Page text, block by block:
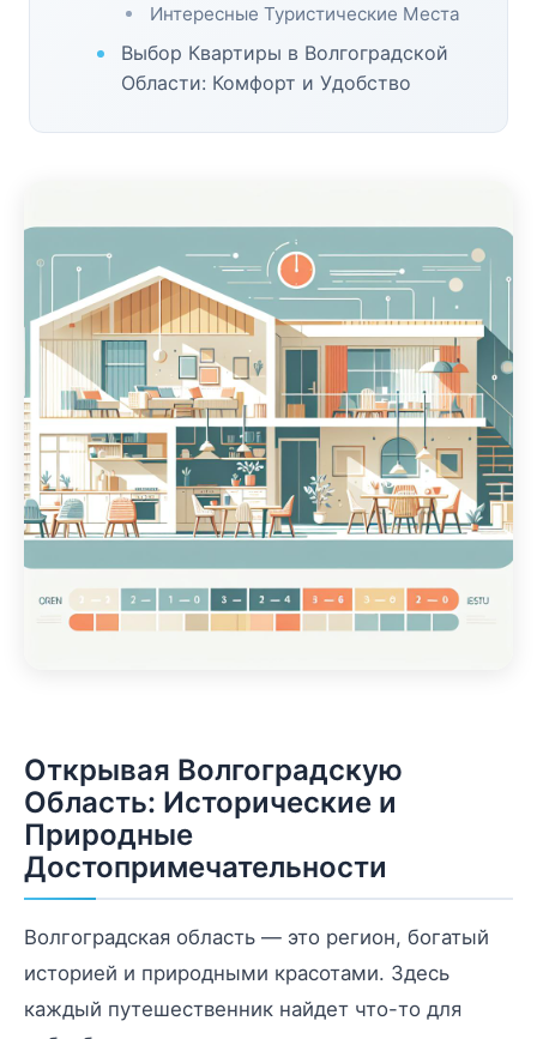
Интересные Туристические Места
Выбор Квартиры в Волгоградской
Области: Комфорт и Удобство
Открывая Волгоградскую
Область: Исторические и
Природные
Достопримечательности
Волгоградская область — это регион, богатый
историей и природными красотами. Здесь
каждый путешественник найдет что-то для